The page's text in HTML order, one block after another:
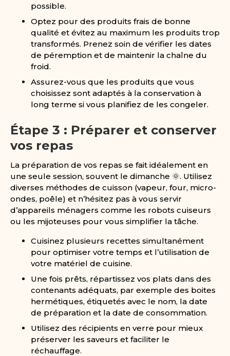
possible.
Optez pour des produits frais de bonne
qualité et évitez au maximum les produits trop
transformés. Prenez soin de vérifier les dates
de péremption et de maintenir la chaîne du
froid.
Assurez-vous que les produits que vous
choisissez sont adaptés à la conservation à
long terme si vous planifiez de les congeler.
Étape 3 : Préparer et conserver
vos repas
La préparation de vos repas se fait idéalement en
une seule session, souvent le dimanche 🌞. Utilisez
diverses méthodes de cuisson (vapeur, four, micro-
ondes, poêle) et n’hésitez pas à vous servir
d’appareils ménagers comme les robots cuiseurs
ou les mijoteuses pour vous simplifier la tâche.
Cuisinez plusieurs recettes simultanément
pour optimiser votre temps et l’utilisation de
votre matériel de cuisine.
Une fois prêts, répartissez vos plats dans des
contenants adéquats, par exemple des boites
hermétiques, étiquetés avec le nom, la date
de préparation et la date de consommation.
Utilisez des récipients en verre pour mieux
préserver les saveurs et faciliter le
réchauffage.